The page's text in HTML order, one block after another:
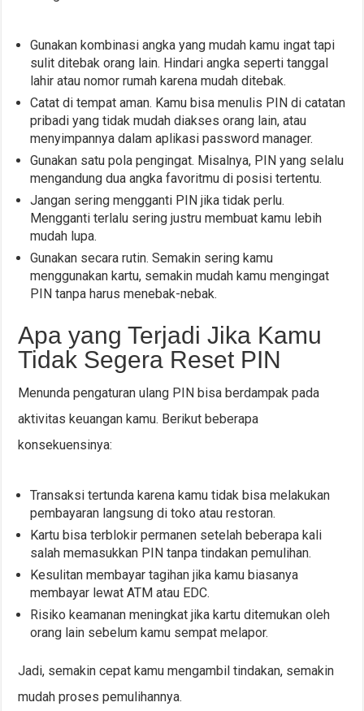
Gunakan kombinasi angka yang mudah kamu ingat tapi
sulit ditebak orang lain. Hindari angka seperti tanggal
lahir atau nomor rumah karena mudah ditebak.
Catat di tempat aman. Kamu bisa menulis PIN di catatan
pribadi yang tidak mudah diakses orang lain, atau
menyimpannya dalam aplikasi password manager.
Gunakan satu pola pengingat. Misalnya, PIN yang selalu
mengandung dua angka favoritmu di posisi tertentu.
Jangan sering mengganti PIN jika tidak perlu.
Mengganti terlalu sering justru membuat kamu lebih
mudah lupa.
Gunakan secara rutin. Semakin sering kamu
menggunakan kartu, semakin mudah kamu mengingat
PIN tanpa harus menebak-nebak.
Apa yang Terjadi Jika Kamu
Tidak Segera Reset PIN
Menunda pengaturan ulang PIN bisa berdampak pada
aktivitas keuangan kamu. Berikut beberapa
konsekuensinya:
Transaksi tertunda karena kamu tidak bisa melakukan
pembayaran langsung di toko atau restoran.
Kartu bisa terblokir permanen setelah beberapa kali
salah memasukkan PIN tanpa tindakan pemulihan.
Kesulitan membayar tagihan jika kamu biasanya
membayar lewat ATM atau EDC.
Risiko keamanan meningkat jika kartu ditemukan oleh
orang lain sebelum kamu sempat melapor.
Jadi, semakin cepat kamu mengambil tindakan, semakin
mudah proses pemulihannya.